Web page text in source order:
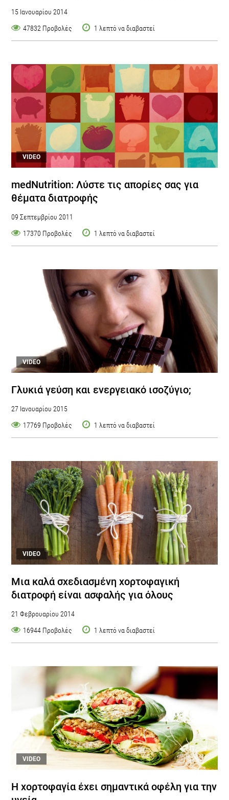
15 Ιανουαρίου 2014
47832 Προβολές
1 λεπτό να διαβαστεί
VIDEO
medNutrition: Λύστε τις απορίες σας για
θέματα διατροφής
09 Σεπτεμβρίου 2011
17370 Προβολές
1 λεπτό να διαβαστεί
VIDEO
Γλυκιά γεύση και ενεργειακό ισοζύγιο;
27 Ιανουαρίου 2015
17769 Προβολές
1 λεπτό να διαβαστεί
VIDEO
Μια καλά σχεδιασμένη χορτοφαγική
διατροφή είναι ασφαλής για όλους
21 Φεβρουαρίου 2014
16944 Προβολές
1 λεπτό να διαβαστεί
VIDEO
Η χορτοφαγία έχει σημαντικά οφέλη για την